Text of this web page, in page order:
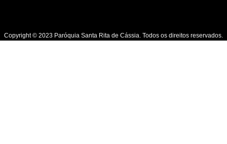
Copyright © 2023 Paróquia Santa Rita de Cássia. Todos os direitos reservados.